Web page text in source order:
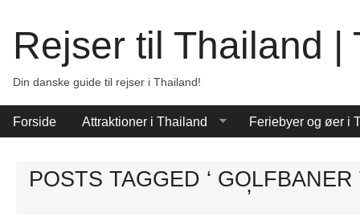
Rejser til Thailand |
Din danske guide til rejser i Thailand!
Forside Attraktioner i Thailand Feriebyer og øer i
POSTS TAGGED ‘
’